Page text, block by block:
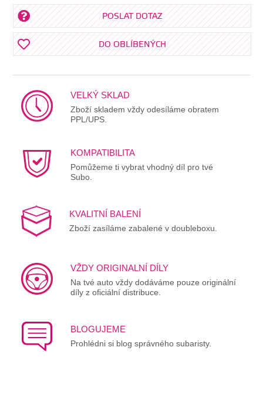
POSLAT DOTAZ
DO OBLÍBENÝCH
VELKÝ SKLAD
Zboží skladem vždy odesíláme obratem
PPL/UPS.
KOMPATIBILITA
Pomůžeme ti vybrat vhodný díl pro tvé
Subo.
KVALITNÍ BALENÍ
Zboží zasíláme zabalené v doubleboxu.
VŽDY ORIGINALNÍ DÍLY
Na tvé auto vždy dodáváme pouze originální
díly z oficiální distribuce.
BLOGUJEME
Prohlédni si blog správného subaristy.